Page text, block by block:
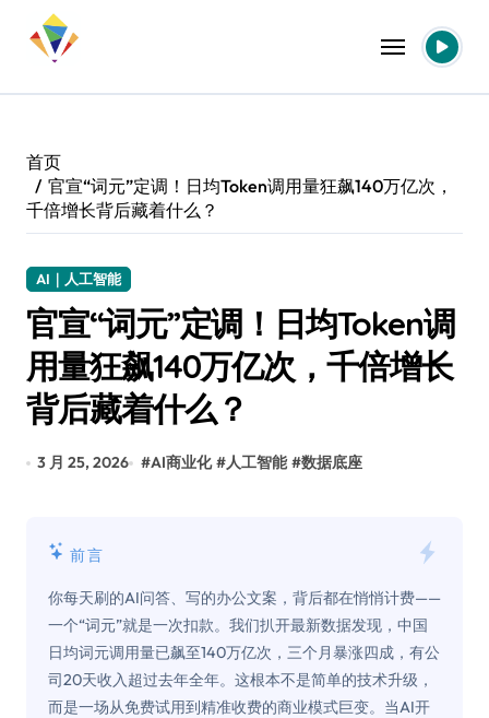
首页
官宣“词元”定调！日均Token调用量狂飙140万亿次，
千倍增长背后藏着什么？
AI｜人工智能
官宣“词元”定调！日均Token调
用量狂飙140万亿次，千倍增长
背后藏着什么？
3 月 25, 2026 #AI商业化 #人工智能 #数据底座
前言
你每天刷的AI问答、写的办公文案，背后都在悄悄计费——
一个“词元”就是一次扣款。我们扒开最新数据发现，中国
日均词元调用量已飙至140万亿次，三个月暴涨四成，有公
司20天收入超过去年全年。这根本不是简单的技术升级，
而是一场从免费试用到精准收费的商业模式巨变。当AI开